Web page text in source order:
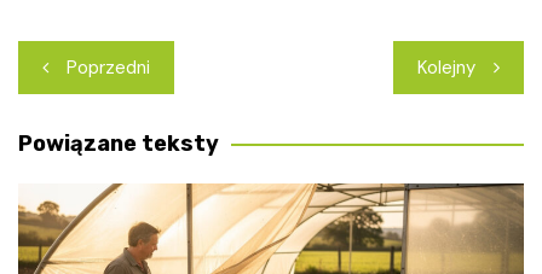
Nawigacja
wpisu
Poprzedni Kolejny
Powiązane teksty